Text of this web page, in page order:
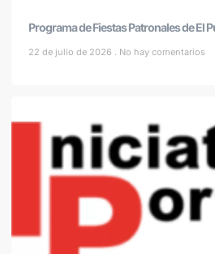
Programa de Fiestas Patronales de El
22 de julio de 2026 No hay comentarios